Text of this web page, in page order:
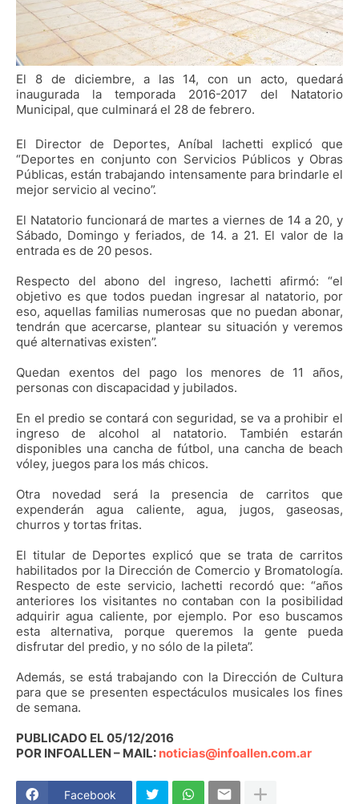
El 8 de diciembre, a las 14, con un acto, quedará
inaugurada la temporada 2016-2017 del Natatorio
Municipal, que culminará el 28 de febrero.
El Director de Deportes, Aníbal Iachetti explicó que
“Deportes en conjunto con Servicios Públicos y Obras
Públicas, están trabajando intensamente para brindarle el
mejor servicio al vecino”.
El Natatorio funcionará de martes a viernes de 14 a 20, y
Sábado, Domingo y feriados, de 14. a 21. El valor de la
entrada es de 20 pesos.
Respecto del abono del ingreso, Iachetti afirmó: “el
objetivo es que todos puedan ingresar al natatorio, por
eso, aquellas familias numerosas que no puedan abonar,
tendrán que acercarse, plantear su situación y veremos
qué alternativas existen”.
Quedan exentos del pago los menores de 11 años,
personas con discapacidad y jubilados.
En el predio se contará con seguridad, se va a prohibir el
ingreso de alcohol al natatorio. También estarán
disponibles una cancha de fútbol, una cancha de beach
vóley, juegos para los más chicos.
Otra novedad será la presencia de carritos que
expenderán agua caliente, agua, jugos, gaseosas,
churros y tortas fritas.
El titular de Deportes explicó que se trata de carritos
habilitados por la Dirección de Comercio y Bromatología.
Respecto de este servicio, Iachetti recordó que: “años
anteriores los visitantes no contaban con la posibilidad
adquirir agua caliente, por ejemplo. Por eso buscamos
esta alternativa, porque queremos la gente pueda
disfrutar del predio, y no sólo de la pileta”.
Además, se está trabajando con la Dirección de Cultura
para que se presenten espectáculos musicales los fines
de semana.
PUBLICADO EL 05/12/2016
POR INFOALLEN – MAIL: noticias@infoallen.com.ar
Facebook